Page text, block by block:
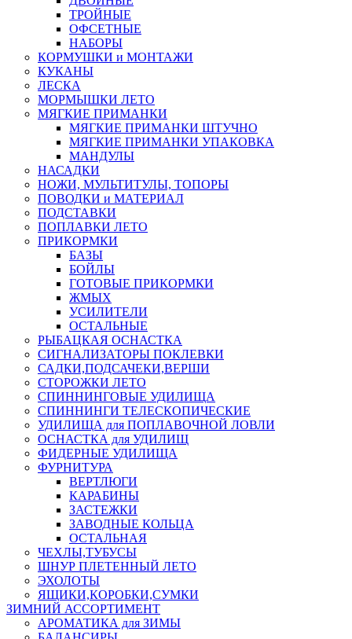
ТРОЙНЫЕ
ОФСЕТНЫЕ
НАБОРЫ
КОРМУШКИ и МОНТАЖИ
КУКАНЫ
ЛЕСКА
МОРМЫШКИ ЛЕТО
МЯГКИЕ ПРИМАНКИ
МЯГКИЕ ПРИМАНКИ ШТУЧНО
МЯГКИЕ ПРИМАНКИ УПАКОВКА
МАНДУЛЫ
НАСАДКИ
НОЖИ, МУЛЬТИТУЛЫ, ТОПОРЫ
ПОВОДКИ и МАТЕРИАЛ
ПОДСТАВКИ
ПОПЛАВКИ ЛЕТО
ПРИКОРМКИ
БАЗЫ
БОЙЛЫ
ГОТОВЫЕ ПРИКОРМКИ
ЖМЫХ
УСИЛИТЕЛИ
ОСТАЛЬНЫЕ
РЫБАЦКАЯ ОСНАСТКА
СИГНАЛИЗАТОРЫ ПОКЛЕВКИ
САДКИ,ПОДСАЧЕКИ,ВЕРШИ
СТОРОЖКИ ЛЕТО
СПИННИНГОВЫЕ УДИЛИЩА
СПИННИНГИ ТЕЛЕСКОПИЧЕСКИЕ
УДИЛИЩА для ПОПЛАВОЧНОЙ ЛОВЛИ
ОСНАСТКА для УДИЛИЩ
ФИДЕРНЫЕ УДИЛИЩА
ФУРНИТУРА
ВЕРТЛЮГИ
КАРАБИНЫ
ЗАСТЕЖКИ
ЗАВОДНЫЕ КОЛЬЦА
ОСТАЛЬНАЯ
ЧЕХЛЫ,ТУБУСЫ
ШНУР ПЛЕТЕННЫЙ ЛЕТО
ЭХОЛОТЫ
ЯЩИКИ,КОРОБКИ,СУМКИ
ЗИМНИЙ АССОРТИМЕНТ
АРОМАТИКА для ЗИМЫ